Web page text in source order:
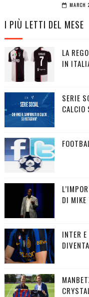
MARCH
I PIÙ LETTI DEL MESE
LA
IN
SERIE
CALCIO
DI MIKE
INTER